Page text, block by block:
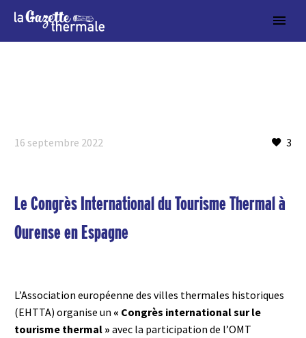
3
16 septembre 2022
Le Congrès International du Tourisme Thermal à
Ourense en Espagne
L’Association européenne des villes thermales historiques
(EHTTA) organise un « Congrès international sur le
tourisme thermal » avec la participation de l’OMT